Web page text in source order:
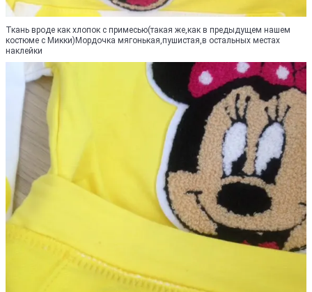
Ткань вроде как хлопок с примесью(такая же,как в предыдущем нашем
костюме с Микки)Мордочка мягонькая,пушистая,в остальных местах
наклейки